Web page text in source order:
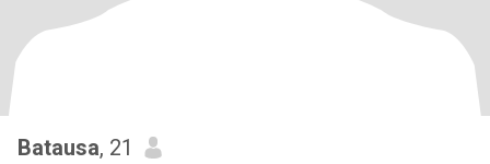
Batausa, 21